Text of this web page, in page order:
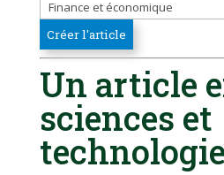
Un article
sciences et